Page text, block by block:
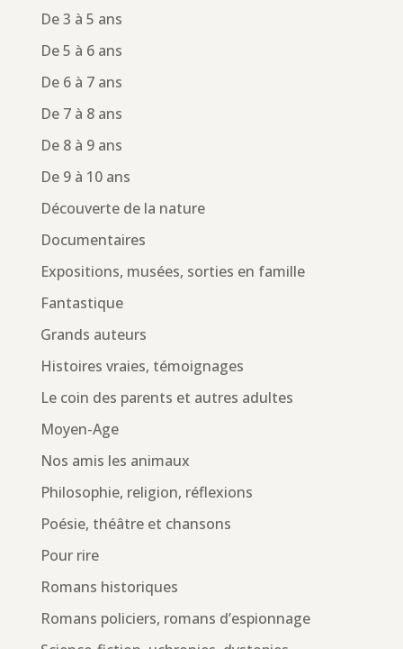
De 3 à 5 ans
De 5 à 6 ans
De 6 à 7 ans
De 7 à 8 ans
De 8 à 9 ans
De 9 à 10 ans
Découverte de la nature
Documentaires
Expositions, musées, sorties en famille
Fantastique
Grands auteurs
Histoires vraies, témoignages
Le coin des parents et autres adultes
Moyen-Age
Nos amis les animaux
Philosophie, religion, réflexions
Poésie, théâtre et chansons
Pour rire
Romans historiques
Romans policiers, romans d’espionnage